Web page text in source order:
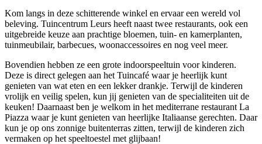
Kom langs in deze schitterende winkel en ervaar een wereld vol
beleving. Tuincentrum Leurs heeft naast twee restaurants, ook een
uitgebreide keuze aan prachtige bloemen, tuin- en kamerplanten,
tuinmeubilair, barbecues, woonaccessoires en nog veel meer.
Bovendien hebben ze een grote indoorspeeltuin voor kinderen.
Deze is direct gelegen aan het Tuincafé waar je heerlijk kunt
genieten van wat eten en een lekker drankje. Terwijl de kinderen
vrolijk en veilig spelen, kun jij genieten van de specialiteiten uit de
keuken! Daarnaast ben je welkom in het mediterrane restaurant La
Piazza waar je kunt genieten van heerlijke Italiaanse gerechten. Daar
kun je op ons zonnige buitenterras zitten, terwijl de kinderen zich
vermaken op het speeltoestel met glijbaan!